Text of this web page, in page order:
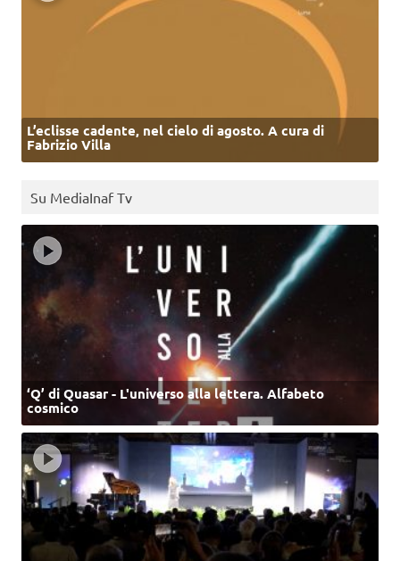
L’eclisse cadente, nel cielo di agosto. A cura di
Fabrizio Villa
Su MediaInaf Tv
‘Q’ di Quasar - L'universo alla lettera. Alfabeto
cosmico